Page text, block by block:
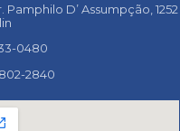
Pamphilo D’ Assumpção, 1252
0480
2840